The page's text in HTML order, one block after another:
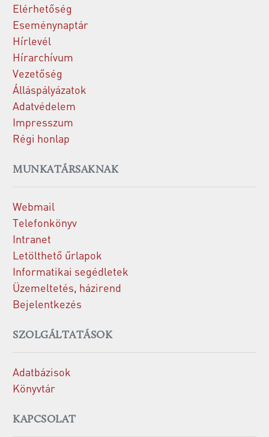
Elérhetőség
Eseménynaptár
Hírlevél
Hírarchívum
Vezetőség
Álláspályázatok
Adatvédelem
Impresszum
Régi honlap
MUNKATÁRSAKNAK
Webmail
Telefonkönyv
Intranet
Letölthető űrlapok
Informatikai segédletek
Üzemeltetés, házirend
Bejelentkezés
SZOLGÁLTATÁSOK
Adatbázisok
Könyvtár
KAPCSOLAT